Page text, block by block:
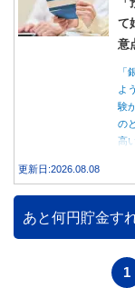
て
意
「
よ
験
の
高
更新日:2026.08.08
あと何円貯金す
1